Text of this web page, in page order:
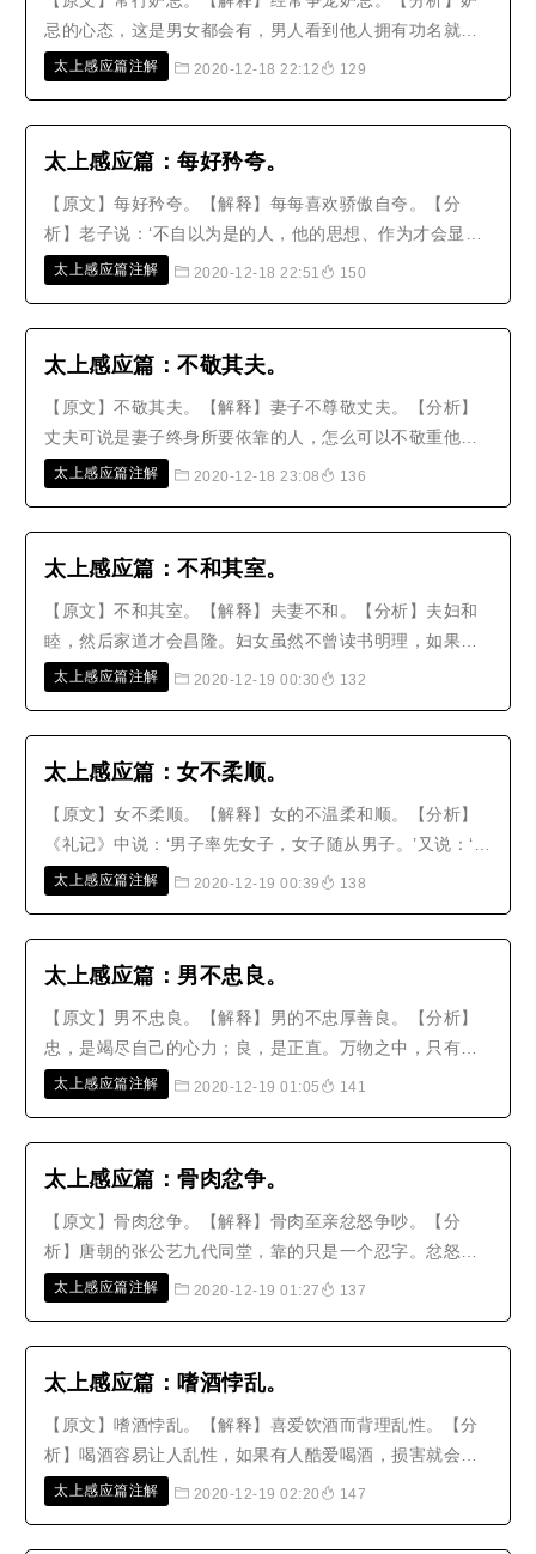
忌的心态，这是男女都会有，男人看到他人拥有功名就会
妒忌，看到他人富贵就会妒忌，他人的职位逼近自己就会
嗣，这种罪过更是无法说得尽；在..
太上感应篇注解 2020-12-18 22:12 129
太上感应篇：每好矜夸。
【原文】每好矜夸。【解释】每每喜欢骄傲自夸。【分
析】老子说：‘不自以为是的人，他的思想、作为才会显
著；不自我夸耀的人，他的功劳才会受到肯定；不自我骄
龙门，排除伊阙障碍，移平山..
太上感应篇注解 2020-12-18 22:51 150
太上感应篇：不敬其夫。
【原文】不敬其夫。【解释】妻子不尊敬丈夫。【分析】
丈夫可说是妻子终身所要依靠的人，怎么可以不敬重他
呢？那些不敬重丈夫的女人，若不是悍妇就是荡妇。有的
罚，如果还要欺侮丈夫，更会堕入恶..
太上感应篇注解 2020-12-18 23:08 136
太上感应篇：不和其室。
【原文】不和其室。【解释】夫妻不和。【分析】夫妇和
睦，然后家道才会昌隆。妇女虽然不曾读书明理，如果有
不对的地方，丈夫就应该明白开导，固然不能放任，也不
虐待。这种欺善怕恶的行为，哪里..
太上感应篇注解 2020-12-19 00:30 132
太上感应篇：女不柔顺。
【原文】女不柔顺。【解释】女的不温柔和顺。【分析】
《礼记》中说：‘男子率先女子，女子随从男子。’又说：‘女
子年幼时要附从父兄，出嫁之后附从丈夫，丈夫死后要附
以补他的不足；若是凌..
太上感应篇注解 2020-12-19 00:39 138
太上感应篇：男不忠良。
【原文】男不忠良。【解释】男的不忠厚善良。【分析】
忠，是竭尽自己的心力；良，是正直。万物之中，只有人
类最具有灵性；而人类之中，又以男子最为尊贵。既然得
事】宋朝的范文正公（范仲淹），两岁..
太上感应篇注解 2020-12-19 01:05 141
太上感应篇：骨肉忿争。
【原文】骨肉忿争。【解释】骨肉至亲忿怒争吵。【分
析】唐朝的张公艺九代同堂，靠的只是一个忍字。忿怒争
吵都是因为不能忍的缘故。骨肉至亲之间，如果太执著于
族两百年没有迁移，大家称呼他所住..
太上感应篇注解 2020-12-19 01:27 137
太上感应篇：嗜酒悖乱。
【原文】嗜酒悖乱。【解释】喜爱饮酒而背理乱性。【分
析】喝酒容易让人乱性，如果有人酷爱喝酒，损害就会非
常大。醉酒的人善念会完全丧失，恶念会大发，人在清醒
太上感应篇注解 2020-12-19 02:20 147